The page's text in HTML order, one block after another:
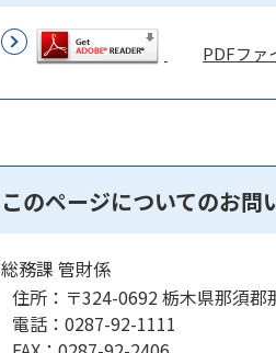
PDFファ
このページについてのお問
総務課 管財係
住所： 〒324-0692 栃木県那須郡
電話： 0287-92-1111